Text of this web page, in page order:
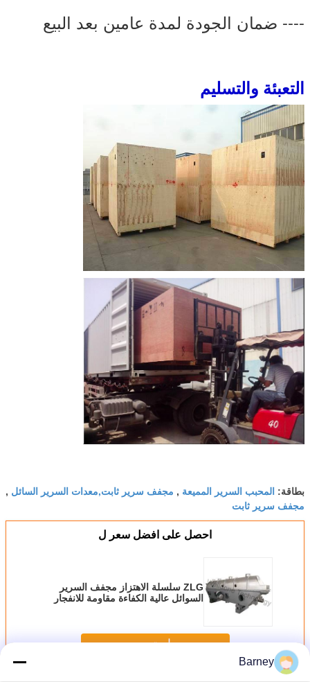
---- ضمان الجودة لمدة عامين بعد البيع
التعبئة والتسليم
بطاقة: المحبب السرير المميعة , مجفف سرير ثابت,معدات السرير السائل ,
مجفف سرير ثابت
احصل على افضل سعر ل
ZLG سلسلة الاهتزاز مجفف السرير
السوائل عالية الكفاءة مقاومة للانفجار
استمر
Barney